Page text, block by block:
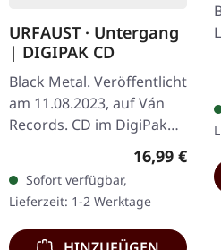
URFAUST · Untergang
| DIGIPAK CD
Black Metal. Veröffentlicht
am 11.08.2023, auf Ván
Records. CD im DigiPak
mit Heißfolienprägung
und 16-seitigem Booklet.
Das Album "Untergang"
von…
Regulärer
16,99 €
Sofort verfügbar,
Lieferzeit: 1-2 Werktage